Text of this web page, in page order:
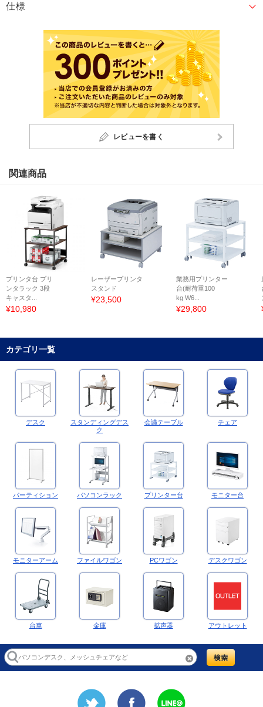
仕様
レビューを書く
関連商品
プリンタ台 プリ
ンタラック 3段
キャスタ...
¥10,980
レーザープリンタ
スタンド
¥23,500
業務用プリンター
台(耐荷重100
kg W6...
¥29,800
カテゴリ一覧
デスク
スタンディングデス
ク
会議テーブル チェア
パーティション パソコンラック プリンター台 モニター台
モニターアーム ファイルワゴン PCワゴン デスクワゴン
台車 金庫 拡声器 アウトレット